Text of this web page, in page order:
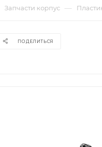
Запчасти корпус —
ПОДЕЛИТЬСЯ